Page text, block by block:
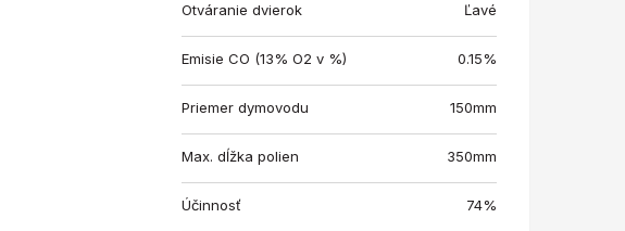
Otváranie dvierok Ľavé
Emisie CO (13% O2 v %) 0.15%
Priemer dymovodu 150mm
Max. dĺžka polien 350mm
Účinnosť 74%